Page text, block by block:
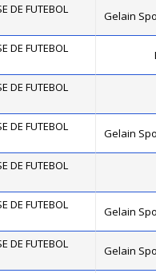
DE FUTEBOL
Gelain
DE FUTEBOL
DE FUTEBOL
DE FUTEBOL
Gelain
DE FUTEBOL
DE FUTEBOL
Gelain
DE FUTEBOL
Gelain